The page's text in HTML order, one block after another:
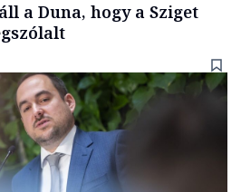
a Duna, hogy a Sziget